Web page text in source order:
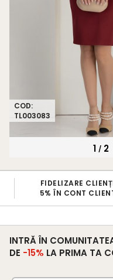
COD:
TL003083
1 /2
FIDELIZARE
5% ÎN CONT
INTRĂ ÎN
DE -15% LA PRIMA TA